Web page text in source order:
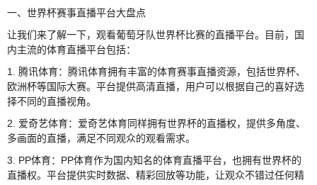
一、世界杯赛事直播平台大盘点
让我们来了解一下，观看葡萄牙队世界杯比赛的直播平台。目前，国
内主流的体育直播平台包括：
1. 腾讯体育：腾讯体育拥有丰富的体育赛事直播资源，包括世界杯、
欧洲杯等国际大赛。平台提供高清直播，用户可以根据自己的喜好选
择不同的直播视角。
2. 爱奇艺体育：爱奇艺体育同样拥有世界杯的直播权，提供多角度、
多画面的直播，满足不同观众的观看需求。
3. PP体育：PP体育作为国内知名的体育直播平台，也拥有世界杯的
直播权。平台提供实时数据、精彩回放等功能，让观众不错过任何精